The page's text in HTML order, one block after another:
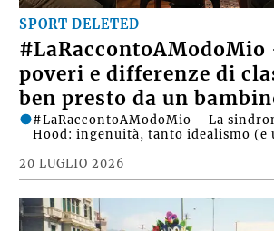
SPORT DELETED
#LaRaccontoAModoMio
poveri e differenze di
ben presto da un
20 LUGLIO 2026
#LaRaccontoAModoMio – La
Hood: ingenuità, tanto idealismo (e